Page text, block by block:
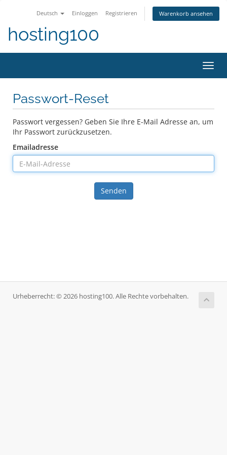
Deutsch Einloggen Registrieren Warenkorb ansehen
hosting100
ein-/
Passwort-Reset
Passwort vergessen? Geben Sie Ihre E-Mail Adresse an, um
Ihr Passwort zurückzusetzen.
Emailadresse
Senden
Urheberrecht: © 2026 hosting100. Alle Rechte vorbehalten.